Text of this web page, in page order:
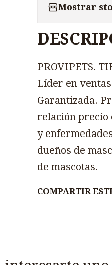
Mostrar
PROVIPETS.
Líder en
Garantizada.
relación precio
y
dueños de
de mascotas.
COMPARTIR